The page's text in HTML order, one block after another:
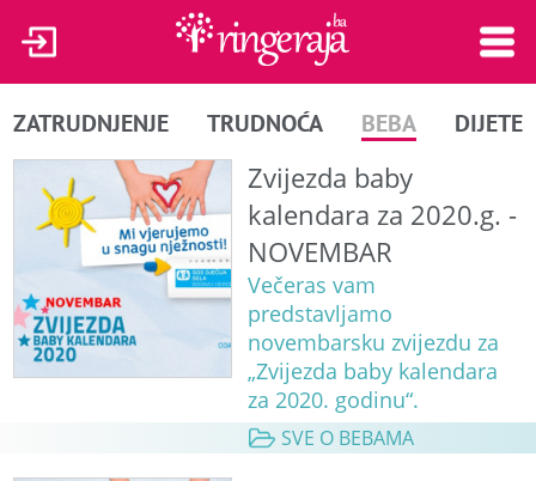
ZATRUDNJENJE TRUDNOĆA BEBA DIJETE
Zvijezda baby
kalendara za 2020.g. -
NOVEMBAR
Večeras vam
predstavljamo
novembarsku zvijezdu za
„Zvijezda baby kalendara
za 2020. godinu“.
SVE O BEBAMA